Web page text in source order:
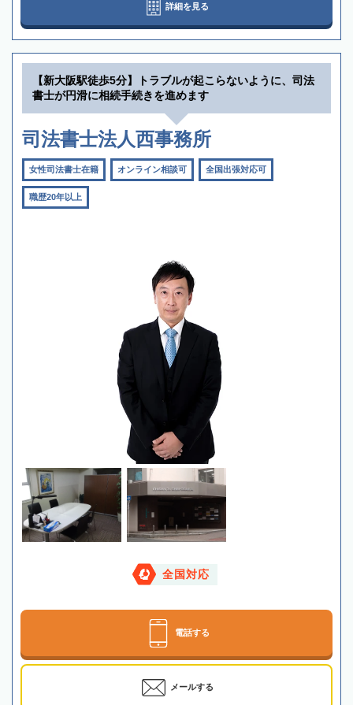
詳細を見る
【新大阪駅徒歩5分】トラブルが起こらないように、司法
書士が円滑に相続手続きを進めます
司法書士法人西事務所
女性司法書士在籍 オンライン相談可 全国出張対応可
職歴20年以上
全国対応
電話する
メールする